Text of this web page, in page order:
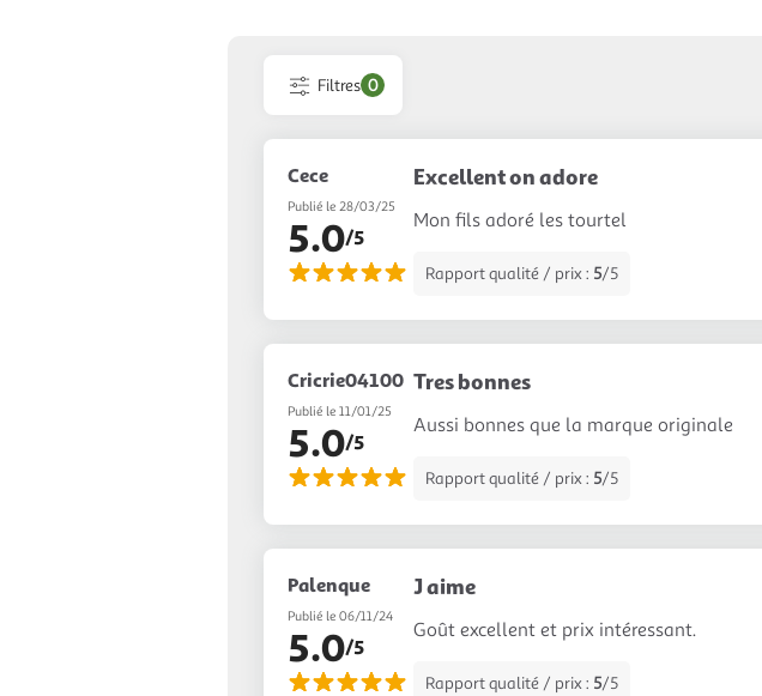
Filtres 0
Cece
Publié le 28/03/25
5.0/5
Excellent on adore
Mon fils adoré les tourtel
Rapport qualité / prix : 5/5
Cricrie04100
Publié le 11/01/25
5.0/5
Tres bonnes
Aussi bonnes que la marque originale
Rapport qualité / prix : 5/5
Palenque
Publié le 06/11/24
5.0/5
J aime
Goût excellent et prix intéressant.
Rapport qualité / prix : 5/5